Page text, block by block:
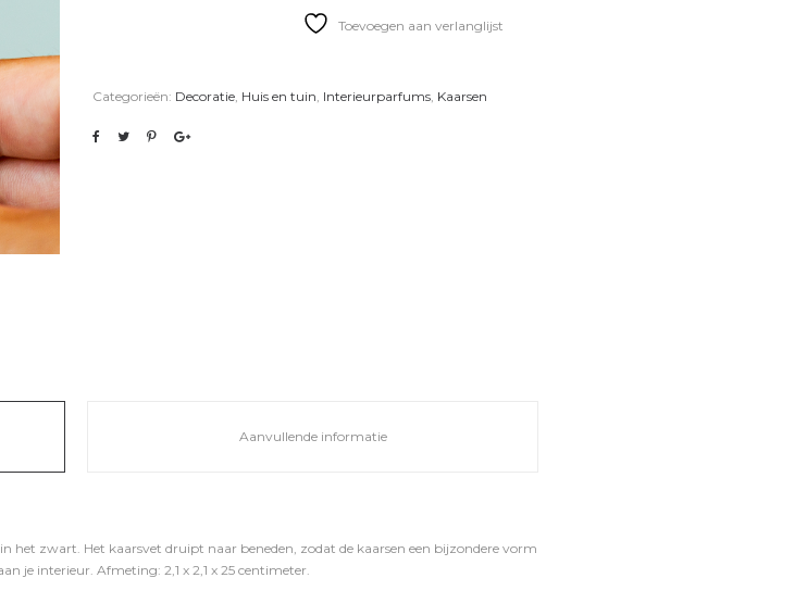
Toevoegen aan verlanglijst
Categorieën: Decoratie, Huis en tuin, Interieurparfums, Kaarsen
Aanvullende informatie
het zwart. Het kaarsvet druipt naar beneden, zodat de kaarsen een bijzondere vorm
je interieur. Afmeting: 2,1 x 2,1 x 25 centimeter.